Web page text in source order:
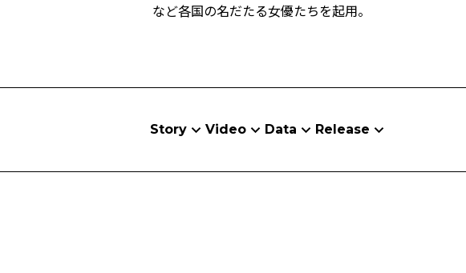
など各国の名だたる女優たちを起用。
Story Video Data Release